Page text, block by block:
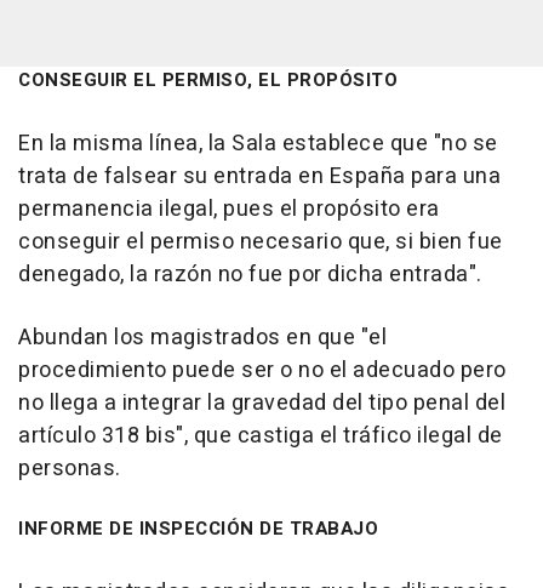
CONSEGUIR EL PERMISO, EL PROPÓSITO
En la misma línea, la Sala establece que "no se
trata de falsear su entrada en España para una
permanencia ilegal, pues el propósito era
conseguir el permiso necesario que, si bien fue
denegado, la razón no fue por dicha entrada".
Abundan los magistrados en que "el
procedimiento puede ser o no el adecuado pero
no llega a integrar la gravedad del tipo penal del
artículo 318 bis", que castiga el tráfico ilegal de
personas.
INFORME DE INSPECCIÓN DE TRABAJO